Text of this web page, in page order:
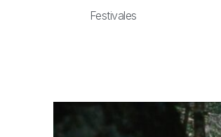
Festivales